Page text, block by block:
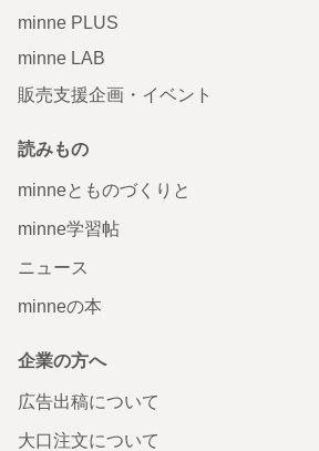
minne PLUS
minne LAB
販売支援企画・イベント
読みもの
minneとものづくりと
minne学習帖
ニュース
minneの本
企業の方へ
広告出稿について
大口注文について